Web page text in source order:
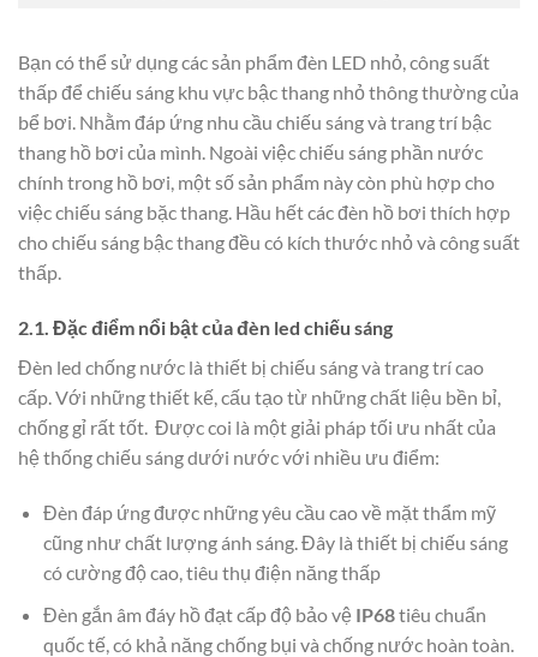
Bạn có thể sử dụng các sản phẩm đèn LED nhỏ, công suất
thấp để chiếu sáng khu vực bậc thang nhỏ thông thường của
bể bơi. Nhằm đáp ứng nhu cầu chiếu sáng và trang trí bậc
thang hồ bơi của mình. Ngoài việc chiếu sáng phần nước
chính trong hồ bơi, một số sản phẩm này còn phù hợp cho
việc chiếu sáng bặc thang. Hầu hết các đèn hồ bơi thích hợp
cho chiếu sáng bậc thang đều có kích thước nhỏ và công suất
thấp.
2.1. Đặc điểm nổi bật của đèn led chiếu sáng
Đèn led chống nước là thiết bị chiếu sáng và trang trí cao
cấp. Với những thiết kế, cấu tạo từ những chất liệu bền bỉ,
chống gỉ rất tốt. Được coi là một giải pháp tối ưu nhất của
hệ thống chiếu sáng dưới nước với nhiều ưu điểm:
Đèn đáp ứng được những yêu cầu cao về mặt thẩm mỹ
cũng như chất lượng ánh sáng. Đây là thiết bị chiếu sáng
có cường độ cao, tiêu thụ điện năng thấp
Đèn gắn âm đáy hồ đạt cấp độ bảo vệ IP68tiêu chuẩn
quốc tế, có khả năng chống bụi và chống nước hoàn toàn.